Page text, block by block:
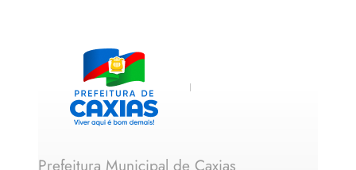
Prefeitura Municipal de Caxias